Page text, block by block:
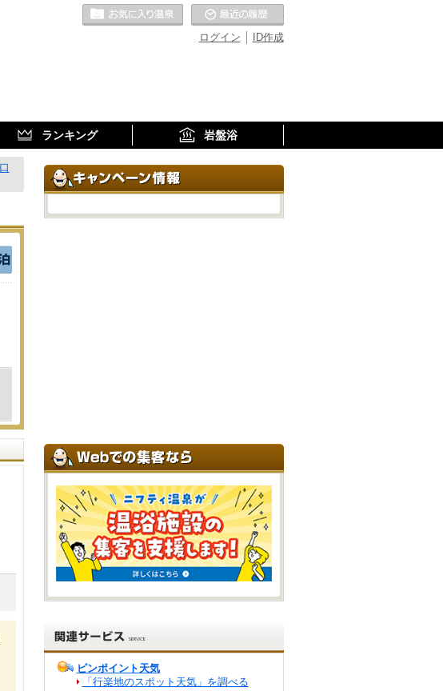
ID作成
ログイン
お気に入りの温泉
ランキング 岩盤浴
ピンポイント天気
「行楽地のスポット天気」を調べる